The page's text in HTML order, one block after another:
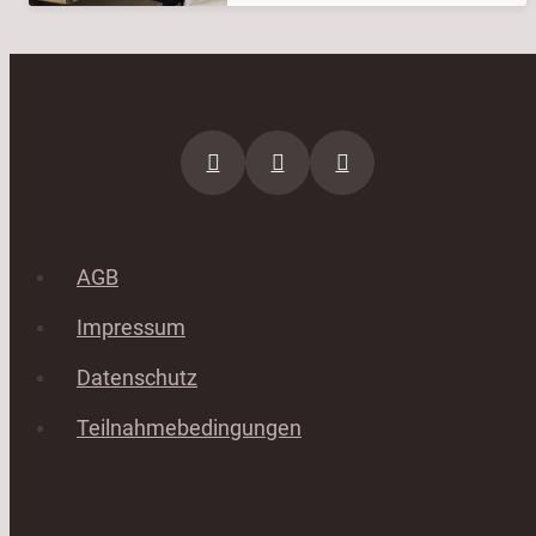
AGB
Impressum
Datenschutz
Teilnahmebedingungen